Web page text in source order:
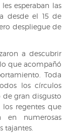
esperaban las
desde el 15 de
despliegue de
a descubrir
que acompañó
Toda
los círculos
de gran disgusto
regentes que
en numerosas
tajantes.